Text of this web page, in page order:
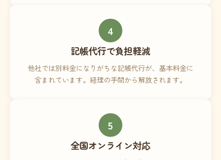
4
記帳代行で負担軽減
他社では別料金になりがちな記帳代行が、基本料金に
含まれています。経理の手間から解放されます。
5
全国オンライン対応